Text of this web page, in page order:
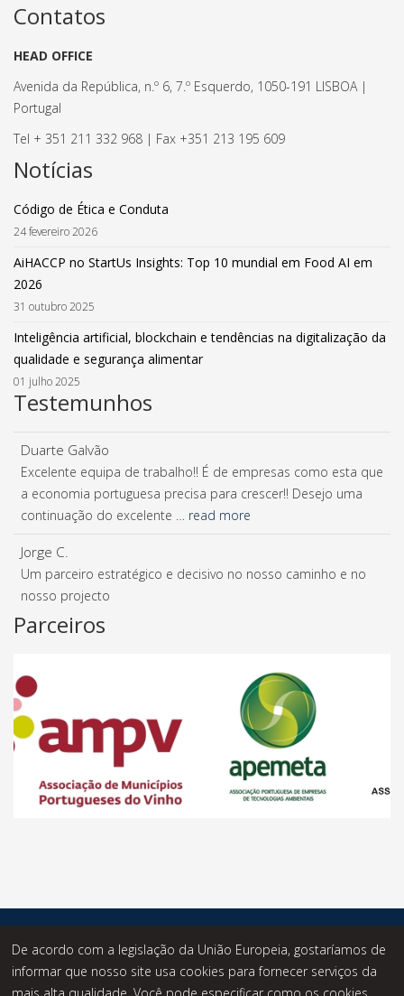
Contatos
HEAD OFFICE
Avenida da República, n.º 6, 7.º Esquerdo, 1050-191 LISBOA |
Portugal
Tel + 351 211 332 968 | Fax +351 213 195 609
Notícias
Código de Ética e Conduta
24 fevereiro 2026
AiHACCP no StartUs Insights: Top 10 mundial em Food AI em
2026
31 outubro 2025
Inteligência artificial, blockchain e tendências na digitalização da
qualidade e segurança alimentar
01 julho 2025
Testemunhos
Duarte Galvão
Excelente equipa de trabalho!! É de empresas como esta que
a economia portuguesa precisa para crescer!! Desejo uma
continuação do excelente … read more
Jorge C.
Um parceiro estratégico e decisivo no nosso caminho e no
nosso projecto
Parceiros
Reservados.
De acordo com a legislação da União Europeia, gostaríamos de
informar que nosso site usa cookies para fornecer serviços da